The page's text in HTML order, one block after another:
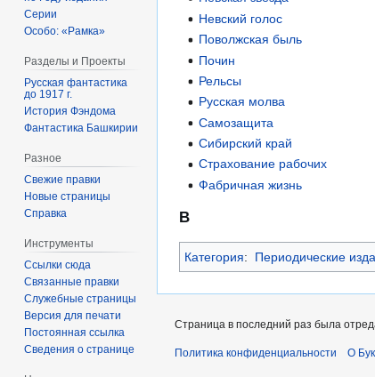
Невский голос
Поволжская быль
Почин
Рельсы
Русская молва
Самозащита
Сибирский край
Страхование рабочих
Фабричная жизнь
В
Категория: Периодические
Серии
Особо: «Рамка»
Разделы и Проекты
Русская фантастика
до 1917 г.
История Фэндома
Фантастика Башкирии
Разное
Свежие правки
Новые страницы
Справка
Инструменты
Ссылки сюда
Связанные правки
Служебные страницы
Версия для печати
Постоянная ссылка
Сведения о странице
Страница в последний раз была
Политика конфиденциальности О